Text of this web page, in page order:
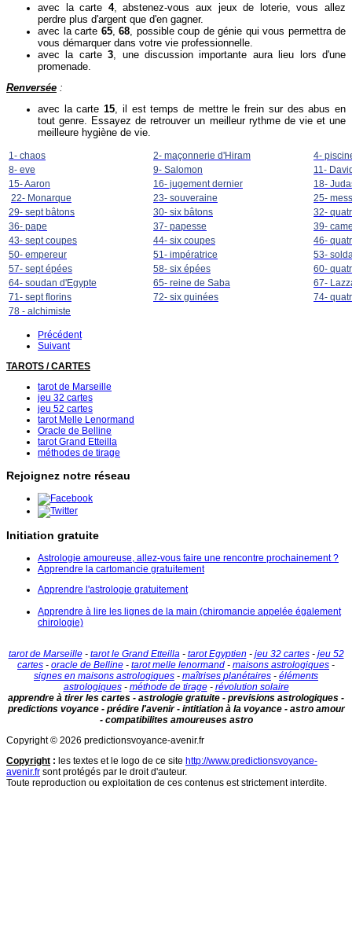
avec la carte 4, abstenez-vous aux jeux de loterie, vous allez
perdre plus d'argent que d'en gagner.
avec la carte 65, 68 , possible coup de génie qui vous permettra de
vous démarquer dans votre vie professionnelle.
avec la carte3 , une discussion importante aura lieu lors d'une
promenade.
Renversée :
avec la carte15 , il est temps de mettre le frein sur des abus en
tout genre. Essayez de retrouver un meilleur rythme de vie et une
meilleure hygiène de vie.
1- chaos 2- maçonnerie d'Hiram
4-
8- eve
9- Salomon
11-
15- Aaron
16- jugement dernier
18-
22- Monarque
23- souveraine
25-
29- sept bâtons
30- six bâtons
32-
36- pape
37- papesse
39-
43- sept coupes
44- six coupes
46-
50- empereur
51- impératrice
53-
57- sept épées
58- six épées
60-
64- soudan d'Egypte
65- reine de Saba
67-
71- sept florins
72- six guinées
74-
78 - alchimiste
Précédent
Suivant
TAROTS / CARTES
tarot de Marseille
jeu 32 cartes
jeu 52 cartes
tarot Melle Lenormand
Oracle de Belline
tarot Grand Etteilla
méthodes de tirage
Rejoignez notre réseau
Initiation gratuite
Astrologie amoureuse, allez-vous faire une rencontre prochainement ?
Apprendre la cartomancie gratuitement
Apprendre l'astrologie gratuitement
Apprendre à lire les lignes de la main (chiromancie appelée également
chirologie)
tarot de Marseille- tarot le Grand Etteilla- tarot Egyptien - jeu 32 cartes- jeu 52
cartes - oracle de Belline - tarot melle lenormand - maisons astrologiques -
signes en maisons astrologiques - maîtrises planétaires - éléments
astrologiques- méthode de tirage- révolution solaire
apprendre à tirer les cartes - astrologie gratuite - previsions astrologiques -
predictions voyance - prédire l'avenir - intitiation à la voyance - astro amour
- compatibilites amoureuses astro
Copyright © 2026 predictionsvoyance-avenir.fr
Copyright : les textes et le logo de ce site http://www.predictionsvoyance-
avenir.fr sont protégés par le droit d'auteur.
Toute reproduction ou exploitation de ces contenus est strictement interdite.